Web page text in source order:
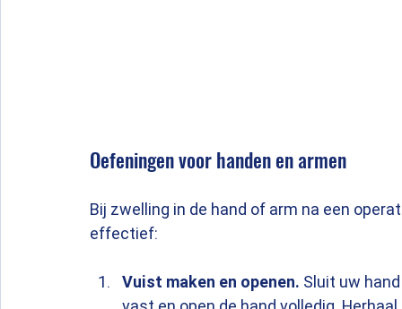
Oefeningen voor handen en armen
Bij zwelling in de hand of arm na een
effectief:
Vuist maken en openen. Sluit uw